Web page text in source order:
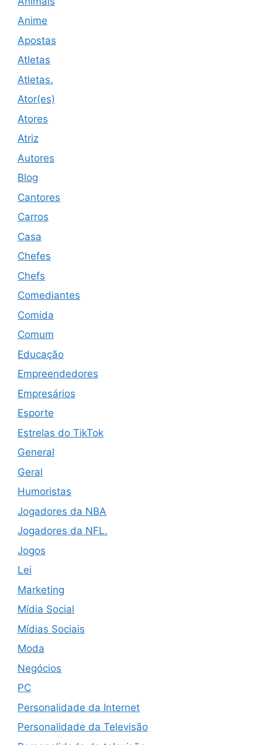
Anime
Apostas
Atletas
Atletas.
Ator(es)
Atores
Atriz
Autores
Blog
Cantores
Carros
Casa
Chefes
Chefs
Comediantes
Comida
Comum
Educação
Empreendedores
Empresários
Esporte
Estrelas do TikTok
General
Geral
Humoristas
Jogadores da NBA
Jogadores da NFL.
Jogos
Lei
Marketing
Mídia Social
Mídias Sociais
Moda
Negócios
PC
Personalidade da Internet
Personalidade da Televisão